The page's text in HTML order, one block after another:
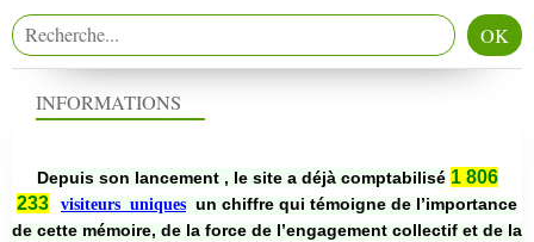
INFORMATIONS
Depuis son lancement , le site a déjà comptabilisé 1 806
233
visiteurs uniques un chiffre qui témoigne de l’importance
de cette mémoire, de la force de l’engagement collectif et de la